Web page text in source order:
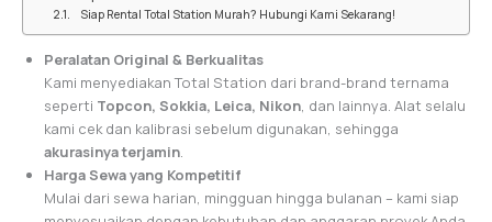
Siap Rental Total Station Murah? Hubungi Kami Sekarang!
Peralatan Original & Berkualitas
Kami menyediakan Total Station dari brand-brand ternama
seperti Topcon, Sokkia, Leica, Nikon, dan lainnya. Alat selalu
kami cek dan kalibrasi sebelum digunakan, sehingga
akurasinya terjamin.
Harga Sewa yang Kompetitif
Mulai dari sewa harian, mingguan hingga bulanan – kami siap